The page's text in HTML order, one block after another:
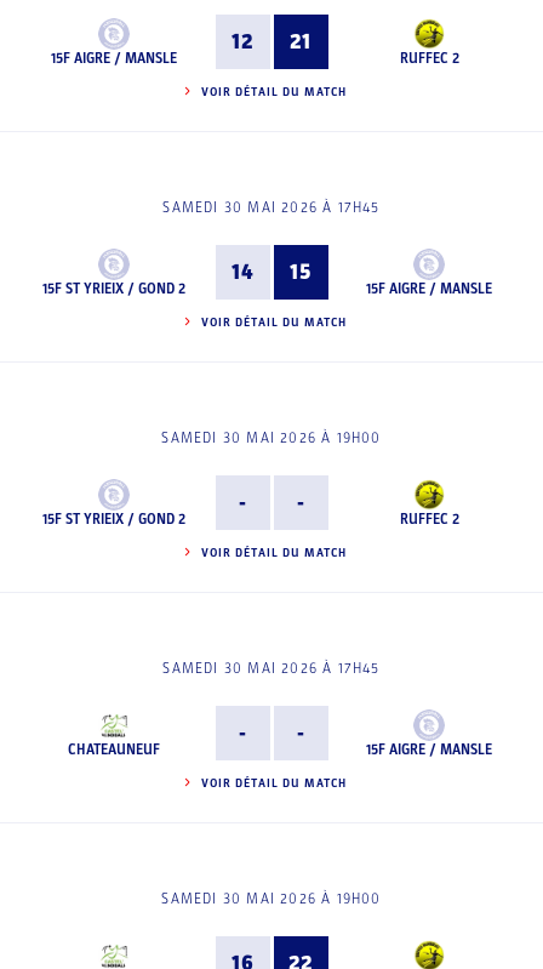
15F AIGRE / MANSLE
12 21
RUFFEC 2
VOIR DÉTAIL DU MATCH
SAMEDI 30 MAI 2026 À 17H45
15F ST YRIEIX / GOND 2
14 15
15F AIGRE / MANSLE
VOIR DÉTAIL DU MATCH
SAMEDI 30 MAI 2026 À 19H00
15F ST YRIEIX / GOND 2
- -
RUFFEC 2
VOIR DÉTAIL DU MATCH
SAMEDI 30 MAI 2026 À 17H45
CHATEAUNEUF
- -
15F AIGRE / MANSLE
VOIR DÉTAIL DU MATCH
SAMEDI 30 MAI 2026 À 19H00
16 22